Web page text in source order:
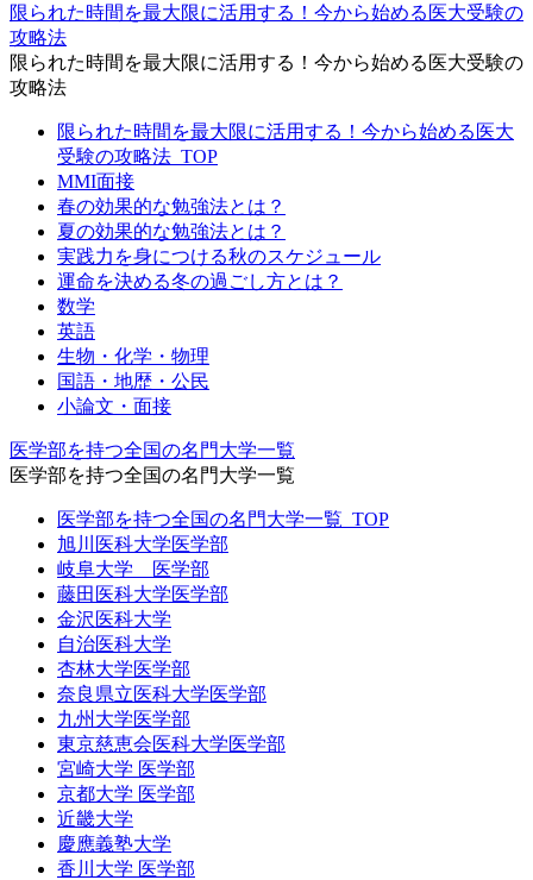
限られた時間を最大限に活用する！今から始める医大受験の
攻略法
限られた時間を最大限に活用する！今から始める医大受験の
攻略法
限られた時間を最大限に活用する！今から始める医大
受験の攻略法_TOP
MMI面接
春の効果的な勉強法とは？
夏の効果的な勉強法とは？
実践力を身につける秋のスケジュール
運命を決める冬の過ごし方とは？
数学
英語
生物・化学・物理
国語・地歴・公民
小論文・面接
医学部を持つ全国の名門大学一覧
医学部を持つ全国の名門大学一覧
医学部を持つ全国の名門大学一覧_TOP
旭川医科大学医学部
岐阜大学 医学部
藤田医科大学医学部
金沢医科大学
自治医科大学
杏林大学医学部
奈良県立医科大学医学部
九州大学医学部
東京慈恵会医科大学医学部
宮崎大学 医学部
京都大学 医学部
近畿大学
慶應義塾大学
香川大学 医学部